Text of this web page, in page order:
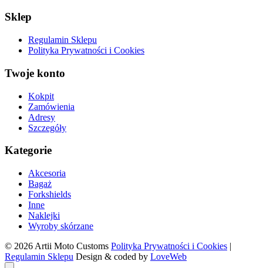
Sklep
Regulamin Sklepu
Polityka Prywatności i Cookies
Twoje konto
Kokpit
Zamówienia
Adresy
Szczegóły
Kategorie
Akcesoria
Bagaż
Forkshields
Inne
Naklejki
Wyroby skórzane
© 2026 Artii Moto Customs Polityka Prywatności i Cookies |
Regulamin Sklepu Design & coded by LoveWeb